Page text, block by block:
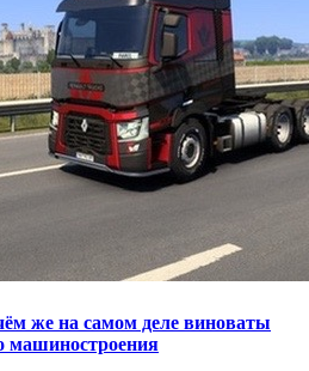
же на самом деле виноваты
машиностроения